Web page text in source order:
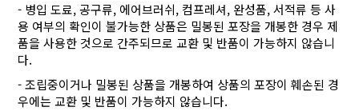
- 병입 도료, 공구류, 에어브러쉬, 컴프레셔, 완성품, 서적류 등 사
용 여부의 확인이 불가능한 상품은 밀봉된 포장을 개봉한 경우 제
품을 사용한 것으로 간주되므로 교환 및 반품이 가능하지 않습니
다.
- 조립중이거나 밀봉된 상품을 개봉하여 상품의 포장이 훼손된 경
우에는 교환 및 반품이 가능하지 않습니다.